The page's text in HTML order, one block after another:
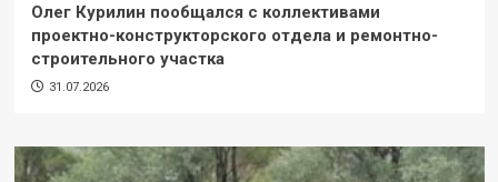
Олег Курилин пообщался с коллективами
проектно-конструкторского отдела и ремонтно-
строительного участка
31.07.2026